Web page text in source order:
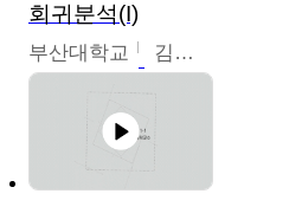
회귀분석(I)
부산대학교 김충락